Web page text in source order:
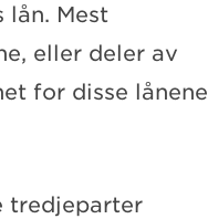
lån. Mest
eller deler av
for disse lånene
tredjeparter